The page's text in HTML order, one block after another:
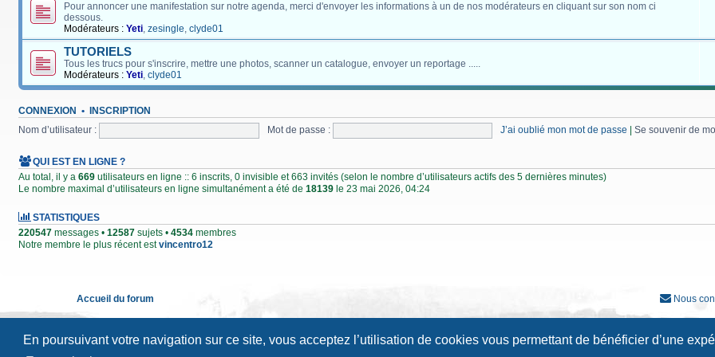
En poursuivant votre navigation sur ce site, vous acceptez l’utilisation de cookies vous permettant de bénéficier d’une
Pour annoncer une manifestation sur notre agenda, merci d'envoyer les informations à un de nos modérateurs en cliquant sur son nom ci
dessous.
Modérateurs : Yeti, zesingle, clyde01
TUTORIELS
Tous les trucs pour s'inscrire, mettre une photos, scanner un catalogue, envoyer un reportage .....
Modérateurs : Yeti, clyde01
CONNEXION • INSCRIPTION
Nom d’utilisateur : Mot de passe : J’ai oublié mon mot de passe Se souvenir de
QUI EST EN LIGNE ?
Au total, il y a 669 utilisateurs en ligne :: 6 inscrits, 0 invisible et 663 invités (selon le nombre d’utilisateurs actifs des 5 dernières minutes)
Le nombre maximal d’utilisateurs en ligne simultanément a été de 18139 le 23 mai 2026, 04:24
STATISTIQUES
220547 messages • 12587 sujets • 4534 membres
Notre membre le plus récent estvincentro12
Accueil du forum Nous
Traduction française officielle©Qiaeru